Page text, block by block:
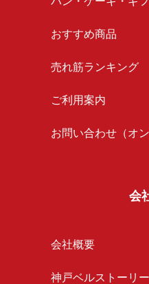
おすすめ商品
売れ筋ランキング
ご利用案内
お問い合わせ（オ
会
会社概要
神戸ベルストーリー